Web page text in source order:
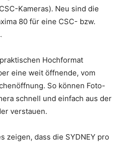
Kameras). Neu sind die
80 für eine CSC- bzw.
Hochformat
eine weit öffnende, vom
So können Foto-
schnell und einfach aus der
verstauen.
zeigen, dass die SYDNEY pro